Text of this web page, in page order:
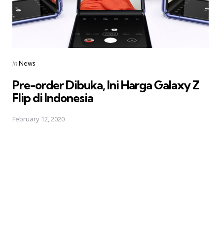
Posted
inNews
Pre-order Dibuka, Ini Harga Galaxy Z
Flip di Indonesia
February 12, 2020